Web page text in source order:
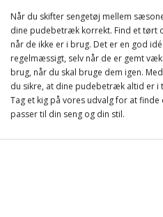
Når du skifter sengetøj mellem
dine pudebetræk korrekt. Find et tørt
når de ikke er i brug. Det er en god
regelmæssigt, selv når de er gemt
brug, når du skal bruge dem igen.
du sikre, at dine pudebetræk altid er i
Tag et kig på vores udvalg for at
passer til din seng og din stil.